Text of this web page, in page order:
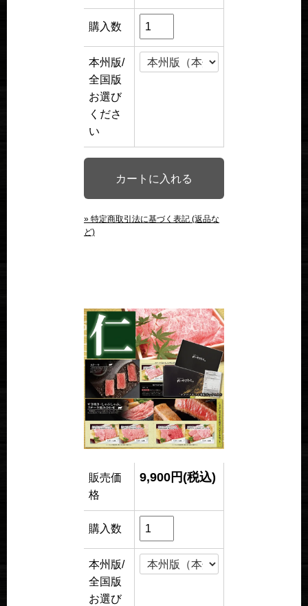
購入数
本州版/
全国版
お選び
くださ
い
» 特定商取引法に基づく表記 (返品な
ど)
販売価
格
9,900円(税込)
購入数
本州版/
全国版
お選び